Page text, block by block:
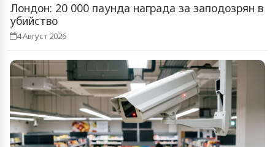
Лондон: 20 000 паунда награда за заподозрян в
убийство
4 Август 2026